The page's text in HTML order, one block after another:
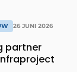
26 JUNI 2026
partner